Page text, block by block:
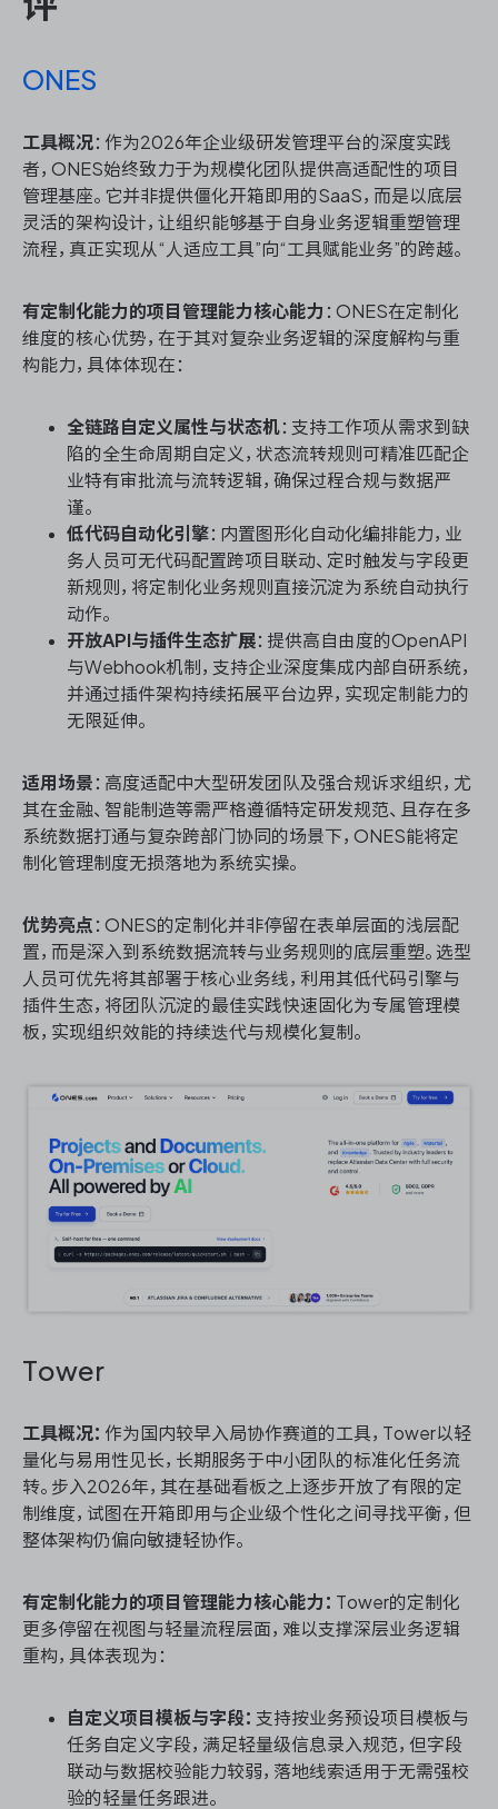
ONES
工具概况：作为2026年企业级研发管理平台的深度实践
者，ONES始终致力于为规模化团队提供高适配性的项目
管理基座。它并非提供僵化开箱即用的SaaS，而是以底层
灵活的架构设计，让组织能够基于自身业务逻辑重塑管理
流程，真正实现从“人适应工具”向“工具赋能业务”的跨越。
有定制化能力的项目管理能力核心能力 ：ONES在定制化
维度的核心优势，在于其对复杂业务逻辑的深度解构与重
构能力，具体体现在：
全链路自定义属性与状态机：支持工作项从需求到缺
陷的全生命周期自定义，状态流转规则可精准匹配企
业特有审批流与流转逻辑，确保过程合规与数据严
谨。
低代码自动化引擎：内置图形化自动化编排能力，业
务人员可无代码配置跨项目联动、定时触发与字段更
新规则，将定制化业务规则直接沉淀为系统自动执行
动作。
开放API与插件生态扩展：提供高自由度的OpenAPI
与Webhook机制，支持企业深度集成内部自研系统，
并通过插件架构持续拓展平台边界，实现定制能力的
无限延伸。
适用场景 ：高度适配中大型研发团队及强合规诉求组织，尤
其在金融、智能制造等需严格遵循特定研发规范、且存在多
系统数据打通与复杂跨部门协同的场景下，ONES能将定
制化管理制度无损落地为系统实操。
优势亮点 ：ONES的定制化并非停留在表单层面的浅层配
置，而是深入到系统数据流转与业务规则的底层重塑。选型
人员可优先将其部署于核心业务线，利用其低代码引擎与
插件生态，将团队沉淀的最佳实践快速固化为专属管理模
板，实现组织效能的持续迭代与规模化复制。
Tower
工具概况： 作为国内较早入局协作赛道的工具，Tower以轻
量化与易用性见长，长期服务于中小团队的标准化任务流
转。步入2026年，其在基础看板之上逐步开放了有限的定
制维度，试图在开箱即用与企业级个性化之间寻找平衡，但
整体架构仍偏向敏捷轻协作。
有定制化能力的项目管理能力核心能力： Tower的定制化
更多停留在视图与轻量流程层面，难以支撑深层业务逻辑
重构，具体表现为：
自定义项目模板与字段： 支持按业务预设项目模板与
任务自定义字段，满足轻量级信息录入规范，但字段
联动与数据校验能力较弱，落地线索适用于无需强校
验的轻量任务跟进。